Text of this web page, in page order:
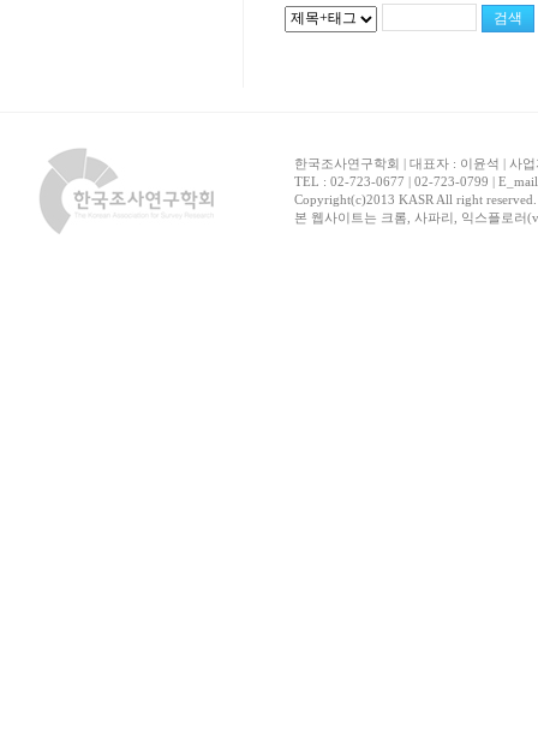
한국조사연구학회 | 대표자 : 이윤석 | 사
TEL : 02-723-0677 | 02-723-0799 | E_mail
Copyright(c)2013 KASR All right
본 웹사이트는 크롬, 사파리, 익스플로러